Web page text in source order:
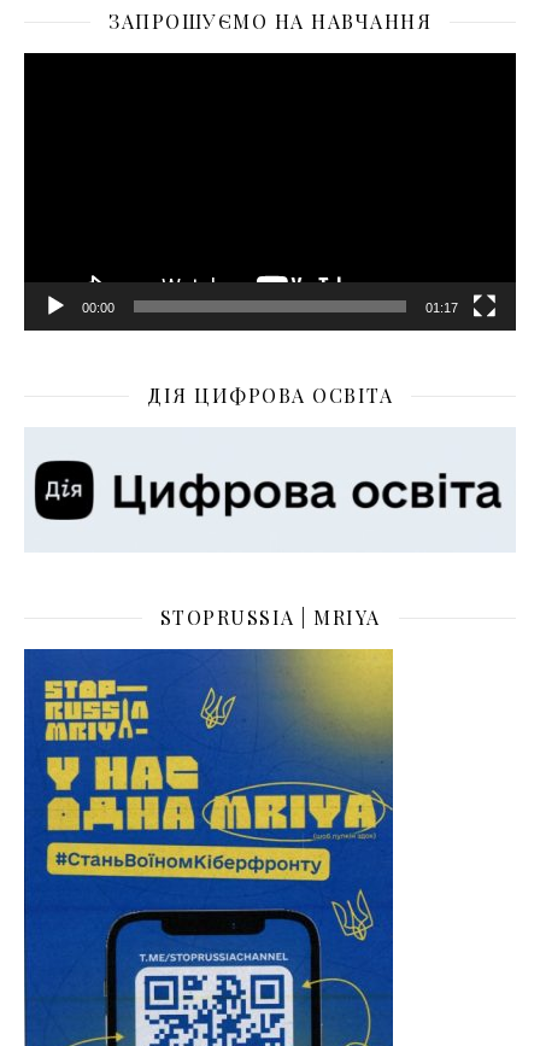
ЗАПРОШУЄМО НА НАВЧАННЯ
00:00 01:17
ДІЯ ЦИФРОВА ОСВІТА
STOPRUSSIA | MRIYA